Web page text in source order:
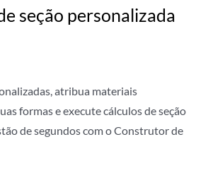
seção personalizada
atribua materiais
formas e execute cálculos de seção
de segundos com o Construtor de